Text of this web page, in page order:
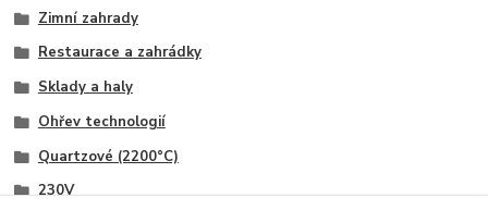
Zimní zahrady
Restaurace a zahrádky
Sklady a haly
Ohřev technologií
Quartzové (2200°C)
230V